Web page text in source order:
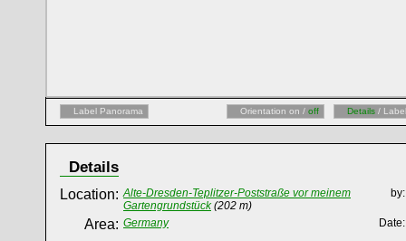
Label Panorama Orientation on / off Details /
Details
Location: Alte-Dresden-Teplitzer-Poststraße vor meinem
Gartengrundstück (202 m)
by:
Area: Germany Date: